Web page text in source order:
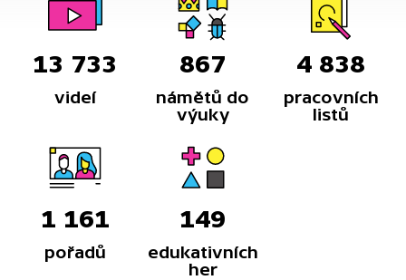
13 733
videí
867
námětů do
výuky
4 838
pracovních
listů
1 161
pořadů
149
edukativních
her